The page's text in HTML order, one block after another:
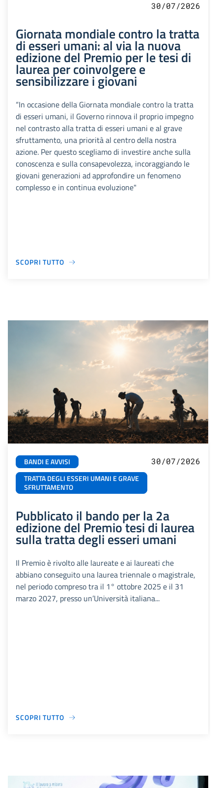
30/07/2026
Giornata mondiale contro la tratta
di esseri umani: al via la nuova
edizione del Premio per le tesi di
laurea per coinvolgere e
sensibilizzare i giovani
“In occasione della Giornata mondiale contro la tratta
di esseri umani, il Governo rinnova il proprio impegno
nel contrasto alla tratta di esseri umani e al grave
sfruttamento, una priorità al centro della nostra
azione. Per questo scegliamo di investire anche sulla
conoscenza e sulla consapevolezza, incoraggiando le
giovani generazioni ad approfondire un fenomeno
complesso e in continua evoluzione"
SCOPRI TUTTO
BANDI E AVVISI
TRATTA DEGLI ESSERI UMANI E GRAVE
SFRUTTAMENTO
30/07/2026
Pubblicato il bando per la 2a
edizione del Premio tesi di laurea
sulla tratta degli esseri umani
Il Premio è rivolto alle laureate e ai laureati che
abbiano conseguito una laurea triennale o magistrale,
nel periodo compreso tra il 1° ottobre 2025 e il 31
marzo 2027, presso un’Università italiana...
SCOPRI TUTTO